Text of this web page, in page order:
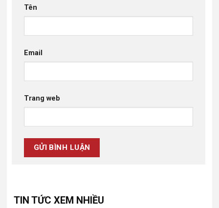
Tên
Email
Trang web
TIN TỨC XEM NHIỀU